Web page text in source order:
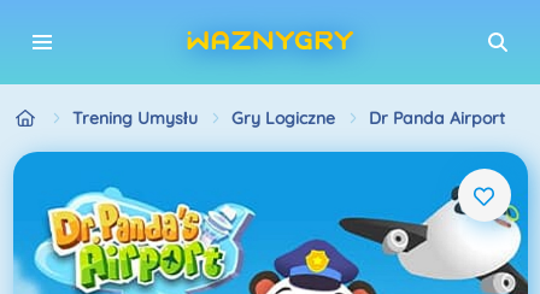
Trening Umysłu Gry Logiczne Dr Panda Airport